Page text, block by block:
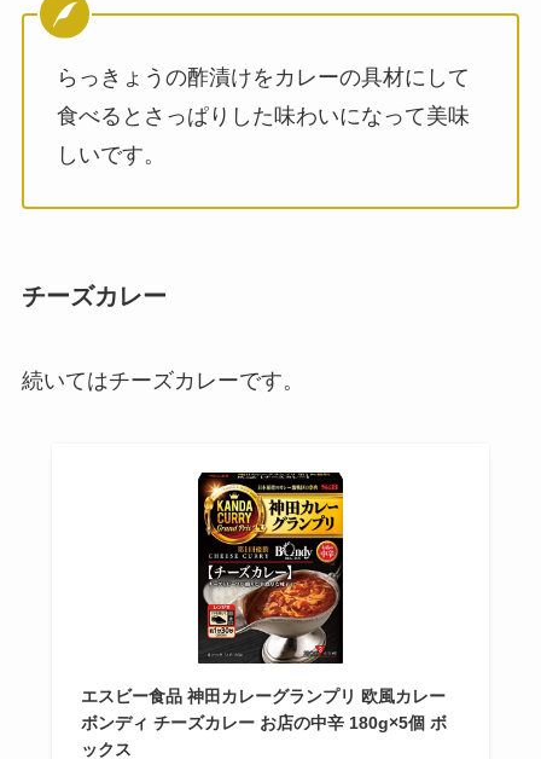
らっきょうの酢漬けをカレーの具材にして
食べるとさっぱりした味わいになって美味
しいです。
チーズカレー
続いてはチーズカレーです。
エスビー食品 神田カレーグランプリ 欧風カレー
ボンディ チーズカレー お店の中辛 180g×5個 ボ
ックス